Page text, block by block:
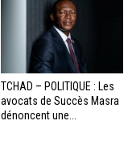
TCHAD – POLITIQUE : Les
avocats de Succès Masra
dénoncent une...